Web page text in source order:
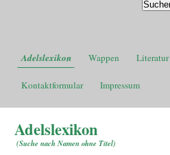
Adelslexikon Wappen Literatur
Kontaktformular Impressum
Adelslexikon
(Suche nach Namen ohne Titel)